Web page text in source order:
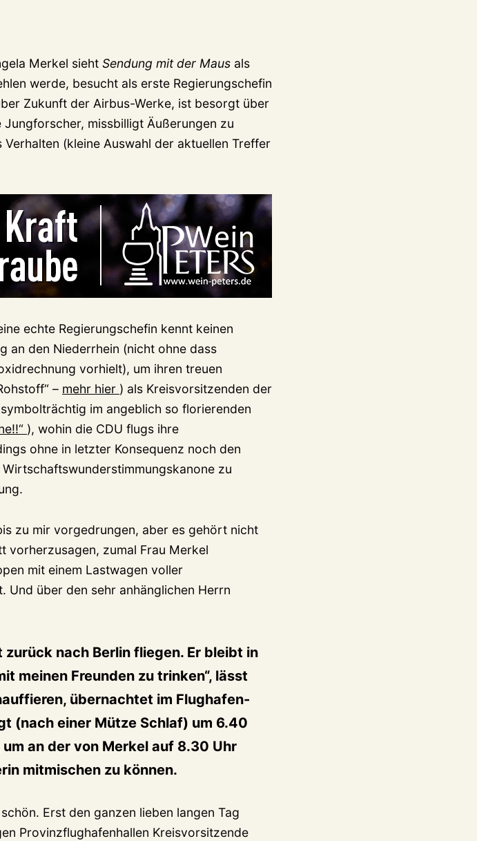
Merkel sieht Sendung mit der Maus als
werde, besucht als erste Regierungschefin
Zukunft der Airbus-Werke, ist besorgt über
missbilligt Äußerungen zu
(kleine Auswahl der aktuellen Treffer
echte Regierungschefin kennt keinen
an den Niederrhein (nicht ohne dass
vorhielt), um ihren treuen
– mehr hier ) als Kreisvorsitzenden der
im angeblich so florierenden
), wohin die CDU flugs ihre
ohne in letzter Konsequenz noch den
zu
zu mir vorgedrungen, aber es gehört nicht
vorherzusagen, zumal Frau Merkel
mit einem Lastwagen voller
Und über den sehr anhänglichen Herrn
nach Berlin fliegen. Er bleibt in
meinen Freunden zu trinken“, lässt
übernachtet im Flughafen-
(nach einer Mütze Schlaf) um 6.40
an der von Merkel auf 8.30 Uhr
mitmischen zu können.
Erst den ganzen lieben langen Tag
Provinzflughafenhallen Kreisvorsitzende